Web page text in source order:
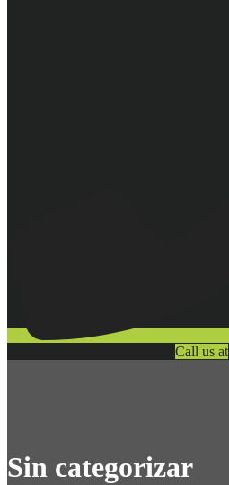
Call us at
Sin categorizar